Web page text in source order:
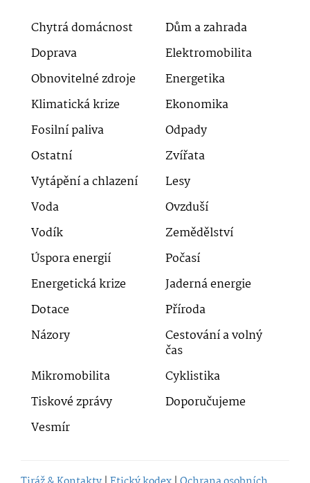
Chytrá domácnost
Dům a zahrada
Doprava
Elektromobilita
Obnovitelné zdroje
Energetika
Klimatická krize
Ekonomika
Fosilní paliva
Odpady
Ostatní
Zvířata
Vytápění a chlazení
Lesy
Voda
Ovzduší
Vodík
Zemědělství
Úspora energií
Počasí
Energetická krize
Jaderná energie
Dotace
Příroda
Názory
Cestování a volný
čas
Mikromobilita
Cyklistika
Tiskové zprávy
Doporučujeme
Vesmír